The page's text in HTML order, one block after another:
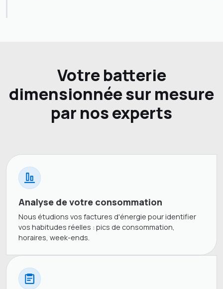
Votre batterie
dimensionnée sur mesure
par nos experts
Analyse de votre consommation
Nous étudions vos factures d'énergie pour identifier
vos habitudes réelles : pics de consommation,
horaires, week-ends.